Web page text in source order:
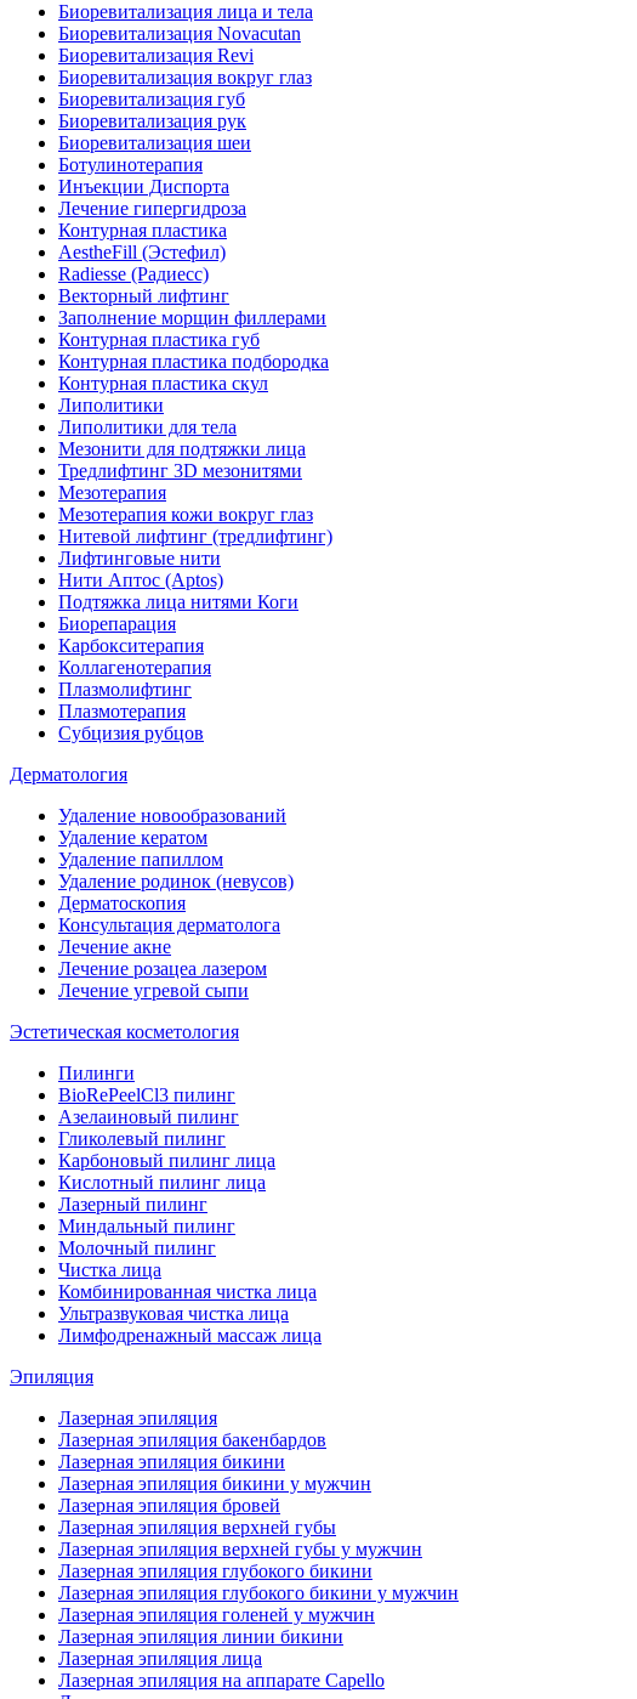
Биоревитализация лица и тела
Биоревитализация Novacutan
Биоревитализация Revi
Биоревитализация вокруг глаз
Биоревитализация губ
Биоревитализация рук
Биоревитализация шеи
Ботулинотерапия
Инъекции Диспорта
Лечение гипергидроза
Контурная пластика
AestheFill (Эстефил)
Radiesse (Радиесс)
Векторный лифтинг
Заполнение морщин филлерами
Контурная пластика губ
Контурная пластика подбородка
Контурная пластика скул
Липолитики
Липолитики для тела
Мезонити для подтяжки лица
Тредлифтинг 3D мезонитями
Мезотерапия
Мезотерапия кожи вокруг глаз
Нитевой лифтинг (тредлифтинг)
Лифтинговые нити
Нити Аптос (Aptos)
Подтяжка лица нитями Коги
Биорепарация
Карбокситерапия
Коллагенотерапия
Плазмолифтинг
Плазмотерапия
Субцизия рубцов
Дерматология
Удаление новообразований
Удаление кератом
Удаление папиллом
Удаление родинок (невусов)
Дерматоскопия
Консультация дерматолога
Лечение акне
Лечение розацеа лазером
Лечение угревой сыпи
Эстетическая косметология
Пилинги
BioRePeelCl3 пилинг
Азелаиновый пилинг
Гликолевый пилинг
Карбоновый пилинг лица
Кислотный пилинг лица
Лазерный пилинг
Миндальный пилинг
Молочный пилинг
Чистка лица
Комбинированная чистка лица
Ультразвуковая чистка лица
Лимфодренажный массаж лица
Эпиляция
Лазерная эпиляция
Лазерная эпиляция бакенбардов
Лазерная эпиляция бикини
Лазерная эпиляция бикини у мужчин
Лазерная эпиляция бровей
Лазерная эпиляция верхней губы
Лазерная эпиляция верхней губы у мужчин
Лазерная эпиляция глубокого бикини
Лазерная эпиляция глубокого бикини у мужчин
Лазерная эпиляция голеней у мужчин
Лазерная эпиляция линии бикини
Лазерная эпиляция лица
Лазерная эпиляция на аппарате Capello